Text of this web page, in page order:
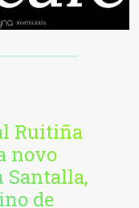
Ruitiña
novo
Santalla,
de